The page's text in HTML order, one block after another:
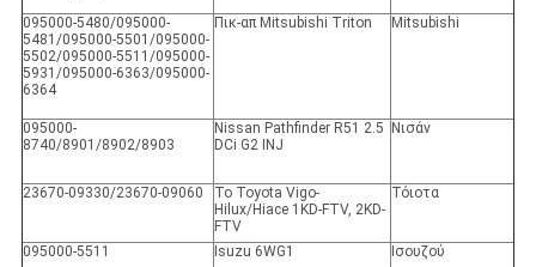
095000-5480/095000-
5481/095000-5501/095000-
5502/095000-5511/095000-
5931/095000-6363/095000-
6364
Πικ-απ Mitsubishi Triton Mitsubishi
095000-
8740/8901/8902/8903
Nissan Pathfinder R51 2.5
DCi G2 INJ
Νισάν
23670-09330/23670-09060
Το Toyota Vigo-
Hilux/Hiace 1KD-FTV, 2KD-
FTV
Τόιοτα
095000-5511 Isuzu 6WG1
Ισουζού